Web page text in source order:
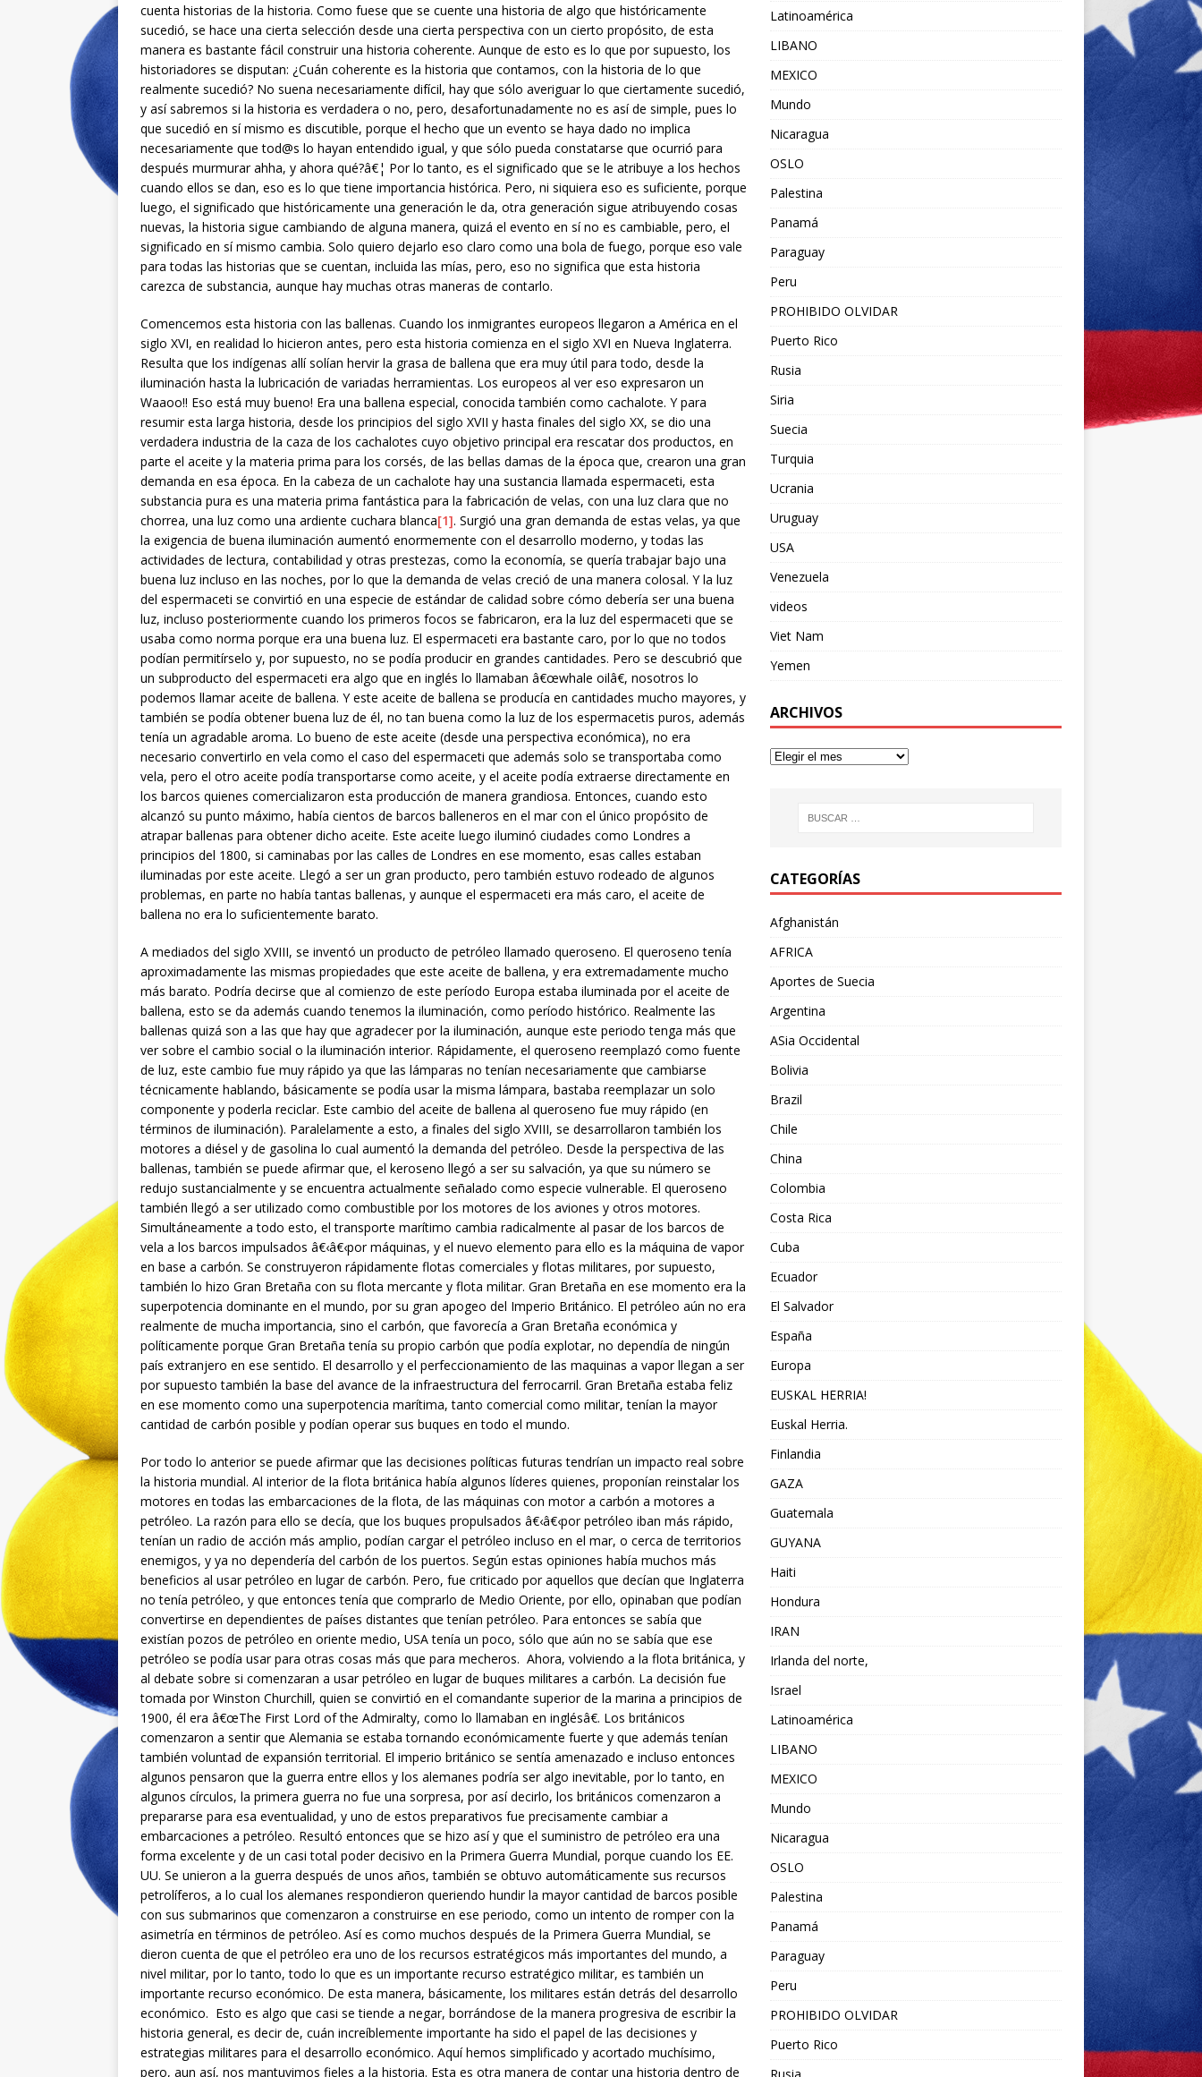
cuenta historias de la historia. Como fuese que se cuente una historia de algo que históricamente
sucedió, se hace una cierta selección desde una cierta perspectiva con un cierto propósito, de esta
manera es bastante fácil construir una historia coherente. Aunque de esto es lo que por supuesto, los
historiadores se disputan: ¿Cuán coherente es la historia que contamos, con la historia de lo que
realmente sucedió? No suena necesariamente difícil, hay que sólo averiguar lo que ciertamente sucedió,
y así sabremos si la historia es verdadera o no, pero, desafortunadamente no es así de simple, pues lo
que sucedió en sí mismo es discutible, porque el hecho que un evento se haya dado no implica
necesariamente que tod@s lo hayan entendido igual, y que sólo pueda constatarse que ocurrió para
después murmurar ahha, y ahora qué?â€¦ Por lo tanto, es el significado que se le atribuye a los hechos
cuando ellos se dan, eso es lo que tiene importancia histórica. Pero, ni siquiera eso es suficiente, porque
luego, el significado que históricamente una generación le da, otra generación sigue atribuyendo cosas
nuevas, la historia sigue cambiando de alguna manera, quizá el evento en sí no es cambiable, pero, el
significado en sí mismo cambia. Solo quiero dejarlo eso claro como una bola de fuego, porque eso vale
para todas las historias que se cuentan, incluida las mías, pero, eso no significa que esta historia
carezca de substancia, aunque hay muchas otras maneras de contarlo.
Comencemos esta historia con las ballenas. Cuando los inmigrantes europeos llegaron a América en el
siglo XVI, en realidad lo hicieron antes, pero esta historia comienza en el siglo XVI en Nueva Inglaterra.
Resulta que los indígenas allí solían hervir la grasa de ballena que era muy útil para todo, desde la
iluminación hasta la lubricación de variadas herramientas. Los europeos al ver eso expresaron un
Waaoo!! Eso está muy bueno! Era una ballena especial, conocida también como cachalote. Y para
resumir esta larga historia, desde los principios del siglo XVII y hasta finales del siglo XX, se dio una
verdadera industria de la caza de los cachalotes cuyo objetivo principal era rescatar dos productos, en
parte el aceite y la materia prima para los corsés, de las bellas damas de la época que, crearon una gran
demanda en esa época. En la cabeza de un cachalote hay una sustancia llamada espermaceti, esta
substancia pura es una materia prima fantástica para la fabricación de velas, con una luz clara que no
chorrea, una luz como una ardiente cuchara blanca[1]. Surgió una gran demanda de estas velas, ya que
la exigencia de buena iluminación aumentó enormemente con el desarrollo moderno, y todas las
actividades de lectura, contabilidad y otras prestezas, como la economía, se quería trabajar bajo una
buena luz incluso en las noches, por lo que la demanda de velas creció de una manera colosal. Y la luz
del espermaceti se convirtió en una especie de estándar de calidad sobre cómo debería ser una buena
luz, incluso posteriormente cuando los primeros focos se fabricaron, era la luz del espermaceti que se
usaba como norma porque era una buena luz. El espermaceti era bastante caro, por lo que no todos
podían permitírselo y, por supuesto, no se podía producir en grandes cantidades. Pero se descubrió que
un subproducto del espermaceti era algo que en inglés lo llamaban â€œwhale oilâ€, nosotros lo
podemos llamar aceite de ballena. Y este aceite de ballena se producía en cantidades mucho mayores, y
también se podía obtener buena luz de él, no tan buena como la luz de los espermacetis puros, además
tenía un agradable aroma. Lo bueno de este aceite (desde una perspectiva económica), no era
necesario convertirlo en vela como el caso del espermaceti que además solo se transportaba como
vela, pero el otro aceite podía transportarse como aceite, y el aceite podía extraerse directamente en
los barcos quienes comercializaron esta producción de manera grandiosa. Entonces, cuando esto
alcanzó su punto máximo, había cientos de barcos balleneros en el mar con el único propósito de
atrapar ballenas para obtener dicho aceite. Este aceite luego iluminó ciudades como Londres a
principios del 1800, si caminabas por las calles de Londres en ese momento, esas calles estaban
iluminadas por este aceite. Llegó a ser un gran producto, pero también estuvo rodeado de algunos
problemas, en parte no había tantas ballenas, y aunque el espermaceti era más caro, el aceite de
ballena no era lo suficientemente barato.
A mediados del siglo XVIII, se inventó un producto de petróleo llamado queroseno. El queroseno tenía
aproximadamente las mismas propiedades que este aceite de ballena, y era extremadamente mucho
más barato. Podría decirse que al comienzo de este período Europa estaba iluminada por el aceite de
ballena, esto se da además cuando tenemos la iluminación, como período histórico. Realmente las
ballenas quizá son a las que hay que agradecer por la iluminación, aunque este periodo tenga más que
ver sobre el cambio social o la iluminación interior. Rápidamente, el queroseno reemplazó como fuente
de luz, este cambio fue muy rápido ya que las lámparas no tenían necesariamente que cambiarse
técnicamente hablando, básicamente se podía usar la misma lámpara, bastaba reemplazar un solo
componente y poderla reciclar. Este cambio del aceite de ballena al queroseno fue muy rápido (en
términos de iluminación). Paralelamente a esto, a finales del siglo XVIII, se desarrollaron también los
motores a diésel y de gasolina lo cual aumentó la demanda del petróleo. Desde la perspectiva de las
ballenas, también se puede afirmar que, el keroseno llegó a ser su salvación, ya que su número se
redujo sustancialmente y se encuentra actualmente señalado como especie vulnerable. El queroseno
también llegó a ser utilizado como combustible por los motores de los aviones y otros motores.
Simultáneamente a todo esto, el transporte marítimo cambia radicalmente al pasar de los barcos de
vela a los barcos impulsados â€‹â€‹por máquinas, y el nuevo elemento para ello es la máquina de vapor
en base a carbón. Se construyeron rápidamente flotas comerciales y flotas militares, por supuesto,
también lo hizo Gran Bretaña con su flota mercante y flota militar. Gran Bretaña en ese momento era la
superpotencia dominante en el mundo, por su gran apogeo del Imperio Británico. El petróleo aún no era
realmente de mucha importancia, sino el carbón, que favorecía a Gran Bretaña económica y
políticamente porque Gran Bretaña tenía su propio carbón que podía explotar, no dependía de ningún
país extranjero en ese sentido. El desarrollo y el perfeccionamiento de las maquinas a vapor llegan a ser
por supuesto también la base del avance de la infraestructura del ferrocarril. Gran Bretaña estaba feliz
en ese momento como una superpotencia marítima, tanto comercial como militar, tenían la mayor
cantidad de carbón posible y podían operar sus buques en todo el mundo.
Por todo lo anterior se puede afirmar que las decisiones políticas futuras tendrían un impacto real sobre
la historia mundial. Al interior de la flota británica había algunos líderes quienes, proponían reinstalar los
motores en todas las embarcaciones de la flota, de las máquinas con motor a carbón a motores a
petróleo. La razón para ello se decía, que los buques propulsados â€‹â€‹por petróleo iban más rápido,
tenían un radio de acción más amplio, podían cargar el petróleo incluso en el mar, o cerca de territorios
enemigos, y ya no dependería del carbón de los puertos. Según estas opiniones había muchos más
beneficios al usar petróleo en lugar de carbón. Pero, fue criticado por aquellos que decían que Inglaterra
no tenía petróleo, y que entonces tenía que comprarlo de Medio Oriente, por ello, opinaban que podían
convertirse en dependientes de países distantes que tenían petróleo. Para entonces se sabía que
existían pozos de petróleo en oriente medio, USA tenía un poco, sólo que aún no se sabía que ese
petróleo se podía usar para otras cosas más que para mecheros. Ahora, volviendo a la flota británica, y
al debate sobre si comenzaran a usar petróleo en lugar de buques militares a carbón. La decisión fue
tomada por Winston Churchill, quien se convirtió en el comandante superior de la marina a principios de
1900, él era â€œThe First Lord of the Admiralty, como lo llamaban en inglésâ€. Los británicos
comenzaron a sentir que Alemania se estaba tornando económicamente fuerte y que además tenían
también voluntad de expansión territorial. El imperio británico se sentía amenazado e incluso entonces
algunos pensaron que la guerra entre ellos y los alemanes podría ser algo inevitable, por lo tanto, en
algunos círculos, la primera guerra no fue una sorpresa, por así decirlo, los británicos comenzaron a
prepararse para esa eventualidad, y uno de estos preparativos fue precisamente cambiar a
embarcaciones a petróleo. Resultó entonces que se hizo así y que el suministro de petróleo era una
forma excelente y de un casi total poder decisivo en la Primera Guerra Mundial, porque cuando los EE.
UU. Se unieron a la guerra después de unos años, también se obtuvo automáticamente sus recursos
petrolíferos, a lo cual los alemanes respondieron queriendo hundir la mayor cantidad de barcos posible
con sus submarinos que comenzaron a construirse en ese periodo, como un intento de romper con la
asimetría en términos de petróleo. Así es como muchos después de la Primera Guerra Mundial, se
dieron cuenta de que el petróleo era uno de los recursos estratégicos más importantes del mundo, a
nivel militar, por lo tanto, todo lo que es un importante recurso estratégico militar, es también un
importante recurso económico. De esta manera, básicamente, los militares están detrás del desarrollo
económico. Esto es algo que casi se tiende a negar, borrándose de la manera progresiva de escribir la
historia general, es decir de, cuán increíblemente importante ha sido el papel de las decisiones y
estrategias militares para el desarrollo económico. Aquí hemos simplificado y acortado muchísimo,
pero, aun así, nos mantuvimos fieles a la historia. Esta es otra manera de contar una historia dentro de
Latinoamérica
LIBANO
MEXICO
Mundo
Nicaragua
OSLO
Palestina
Panamá
Paraguay
Peru
PROHIBIDO OLVIDAR
Puerto Rico
Rusia
Siria
Suecia
Turquia
Ucrania
Uruguay
USA
Venezuela
videos
Viet Nam
Yemen
ARCHIVOS
CATEGORÍAS
Afghanistán
AFRICA
Aportes de Suecia
Argentina
ASia Occidental
Bolivia
Brazil
Chile
China
Colombia
Costa Rica
Cuba
Ecuador
El Salvador
España
Europa
EUSKAL HERRIA!
Euskal Herria.
Finlandia
GAZA
Guatemala
GUYANA
Haiti
Hondura
IRAN
Irlanda del norte,
Israel
Latinoamérica
LIBANO
MEXICO
Mundo
Nicaragua
OSLO
Palestina
Panamá
Paraguay
Peru
PROHIBIDO OLVIDAR
Puerto Rico